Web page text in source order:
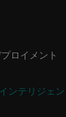
ロイメント
インテリジェ